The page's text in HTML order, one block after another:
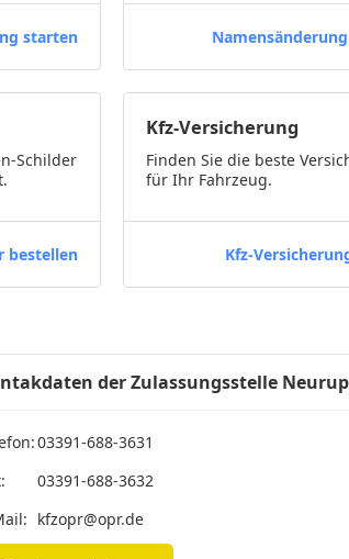
starten
Schilder
bestellen
Kfz-Versicherung
Finden Sie die beste
für Ihr Fahrzeug.
Kfz-
der Zulassungsstelle
03391-688-3631
03391-688-3632
kfzopr@opr.de